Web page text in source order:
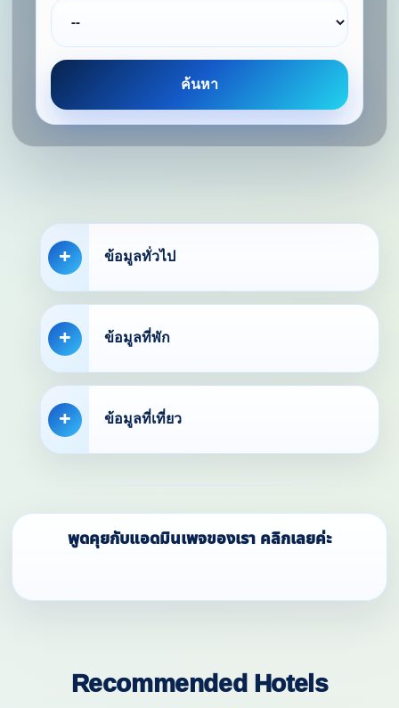
ค้นหา
ข้อมูลทั่วไป
ข้อมูลที่พัก
ข้อมูลที่เที่ยว
พูดคุยกับแอดมินเพจของเรา คลิกเลยค่ะ
Recommended Hotels